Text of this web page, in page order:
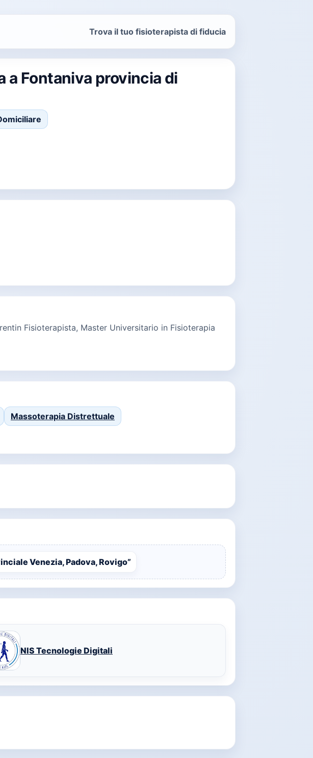
Trova il tuo fisioterapista di fiducia
a Fontaniva provincia di
Fisioterapista, Master Universitario in Fisioterapia
Massoterapia Distrettuale
Venezia, Padova, Rovigo”
NIS Tecnologie Digitali